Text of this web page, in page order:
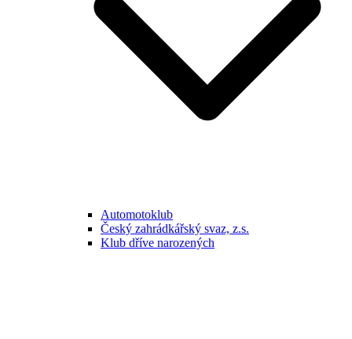
Automotoklub
Český zahrádkářský svaz, z.s.
Klub dříve narozených